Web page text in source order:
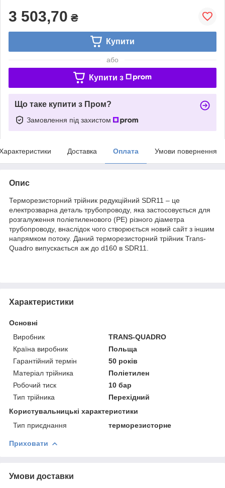
3 503,70 ₴
Купити
або
Купити з
Що таке купити з Пром?
Замовлення під захистом
Доставка Оплата Умови повернення
Опис
Терморезисторний трійник редукційний SDR11 – це
електрозварна деталь трубопроводу, яка застосовується для
розгалуження поліетиленового (PE) різного діаметра
трубопроводу, внаслідок чого створюється новий сайт з іншим
напрямком потоку. Даний терморезисторний трійник Trans-
Quadro випускається аж до d160 в SDR11.
Характеристики
Основні
Виробник
TRANS-QUADRO
Країна виробник
Польща
Гарантійний термін
50 років
Матеріал трійника
Поліетилен
Робочий тиск
10 бар
Тип трійника
Перехідний
Користувальницькі характеристики
Тип приєднання
терморезисторне
Приховати
Умови доставки